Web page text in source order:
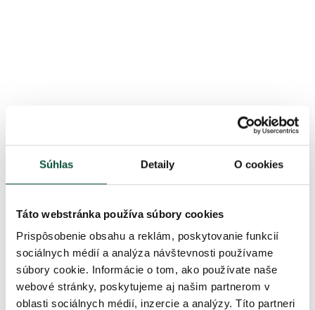
Súhlas Detaily O cookies
Táto webstránka používa súbory cookies
Prispôsobenie obsahu a reklám, poskytovanie funkcií
sociálnych médií a analýza návštevnosti používame
súbory cookie. Informácie o tom, ako používate naše
webové stránky, poskytujeme aj našim partnerom v
oblasti sociálnych médií, inzercie a analýzy. Títo partneri
€ -23%
47€
Umelý vianočný stromček 100% 3D Mini
Smrek 90cm LED70